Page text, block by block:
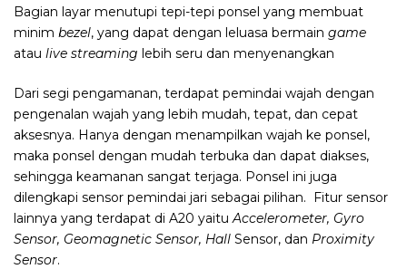
Bagian layar menutupi tepi-tepi ponsel yang membuat
minim bezel, yang dapat dengan leluasa bermain game
atau live streaming lebih seru dan menyenangkan
Dari segi pengamanan, terdapat pemindai wajah dengan
pengenalan wajah yang lebih mudah, tepat, dan cepat
aksesnya. Hanya dengan menampilkan wajah ke ponsel,
maka ponsel dengan mudah terbuka dan dapat diakses,
sehingga keamanan sangat terjaga. Ponsel ini juga
dilengkapi sensor pemindai jari sebagai pilihan. Fitur sensor
lainnya yang terdapat di A20 yaitu Accelerometer, Gyro
Sensor, Geomagnetic Sensor, Hall Sensor, dan Proximity
Sensor.